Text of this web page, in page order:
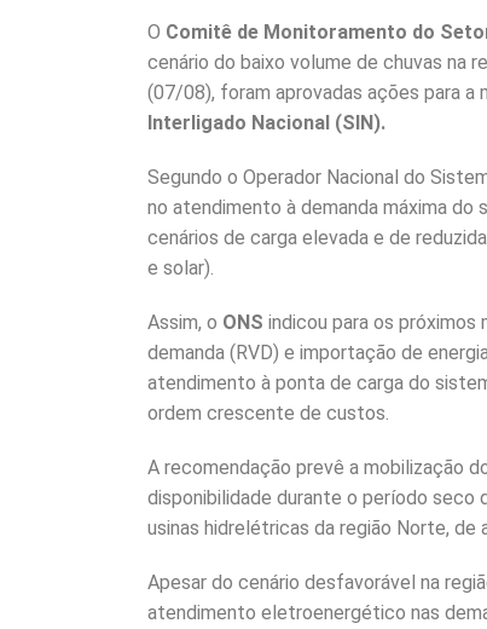
O Comitê de Monitoramento do
cenário do baixo volume de chuvas na
(07/08), foram aprovadas ações para a
Interligado Nacional (SIN).
Segundo o Operador Nacional do
no atendimento à demanda máxima
cenários de carga elevada e de
e solar).
Assim, o ONS indicou para os
demanda (RVD) e importação de
atendimento à ponta de carga do
ordem crescente de custos.
A recomendação prevê a mobilização
disponibilidade durante o período seco
usinas hidrelétricas da região Norte,
Apesar do cenário desfavorável na
atendimento eletroenergético nas